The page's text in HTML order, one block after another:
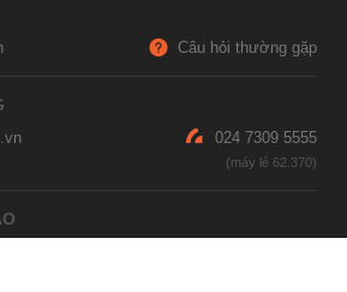
Câu hỏi thường gặp
024 7309 5555